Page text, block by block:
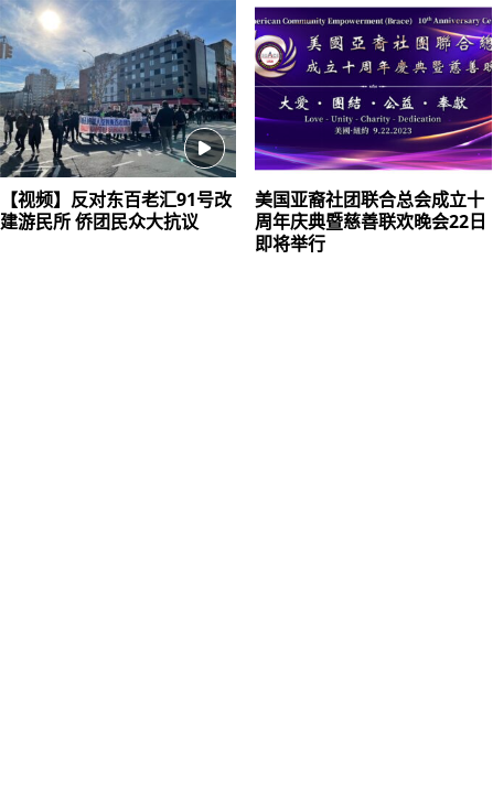
【视频】反对东百老汇91号改
建游民所 侨团民众大抗议
美国亚裔社团联合总会成立十
周年庆典暨慈善联欢晚会22日
即将举行